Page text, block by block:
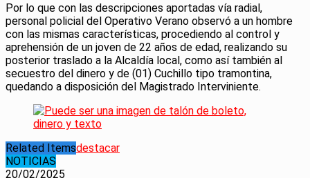
Por lo que con las descripciones aportadas vía radial,
personal policial del Operativo Verano observó a un hombre
con las mismas características, procediendo al control y
aprehensión de un joven de 22 años de edad, realizando su
posterior traslado a la Alcaldía local, como así también al
secuestro del dinero y de (01) Cuchillo tipo tramontina,
quedando a disposición del Magistrado Interviniente.
Related Itemsdestacar
NOTICIAS
20/02/2025